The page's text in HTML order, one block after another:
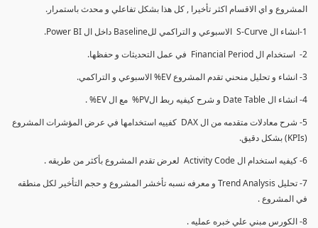
المشروع و اي الاقسام اكثر تأخيرا , كل هذا بشكل تفاعلي و محدث باستمرار.
1-انشاء ال S-Curve الاسبوعي و التراكمي للBaseline داخل ال Power BI.
2- استخدام ال Financial Period في عمل التحديثات و حفظها.
3- انشاء و تحليل منحني تقدم المشروع EV% الاسبوعي و التراكمي.
4- انشاء ال Date Table و شرح كيفيه ربط الPV% مع ال EV% .
5- شرح معادلات متقدمه من ال DAX كفييه استخدامها في عرض المؤشرات المشروع
(KPIs) بشكل دقيق.
6- كيفيه استخدام ال Activity Code لعرض تقدم المشروع بأكثر من طريقه .
7- تحليل Trend Analysis و معرفه نسبه تأخشر المشروع و حجم التأخير لكل منطقه
في المشروع .
8- الكورس مبني علي خبره عمليه .